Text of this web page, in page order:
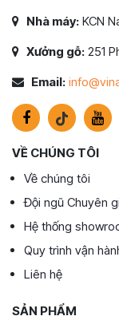
Nhà máy: KCN
Xưởng gỗ: 251
Email:
VỀ CHÚNG TÔI
Về chúng tôi
Đội ngũ Chuyên
Hệ thống
Quy trình vận
Liên hệ
SẢN PHẨM